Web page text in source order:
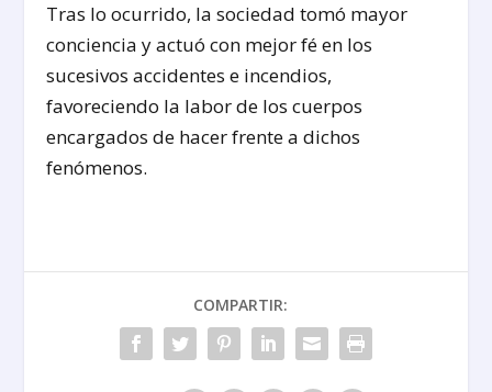
Tras lo ocurrido, la sociedad tomó mayor
conciencia y actuó con mejor fé en los
sucesivos accidentes e incendios,
favoreciendo la labor de los cuerpos
encargados de hacer frente a dichos
fenómenos.
COMPARTIR: